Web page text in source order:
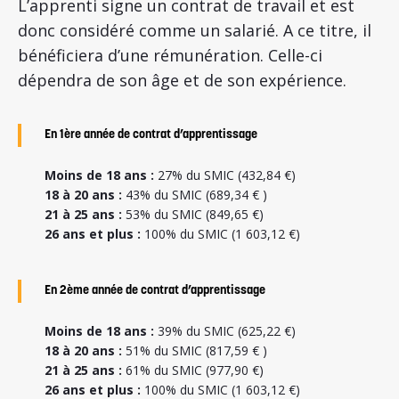
L’apprenti signe un contrat de travail et est
donc considéré comme un salarié. A ce titre, il
bénéficiera d’une rémunération. Celle-ci
dépendra de son âge et de son expérience.
En 1ère année de contrat d’apprentissage
Moins de 18 ans : 27% du SMIC (432,84 €)
18 à 20 ans : 43% du SMIC (689,34 € )
21 à 25 ans : 53% du SMIC (849,65 €)
26 ans et plus : 100% du SMIC (1 603,12 €)
En 2ème année de contrat d’apprentissage
Moins de 18 ans : 39% du SMIC (625,22 €)
18 à 20 ans : 51% du SMIC (817,59 € )
21 à 25 ans : 61% du SMIC (977,90 €)
26 ans et plus : 100% du SMIC (1 603,12 €)